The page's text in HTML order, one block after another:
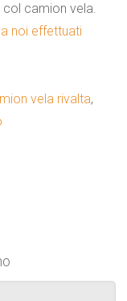
col camion vela.
noi effettuati
vela rivalta,